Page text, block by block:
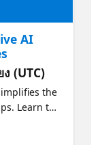
AI
(UTC)
the
Learn to
chat-